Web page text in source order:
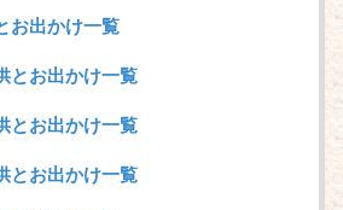
お出かけ一覧
とお出かけ一覧
とお出かけ一覧
とお出かけ一覧